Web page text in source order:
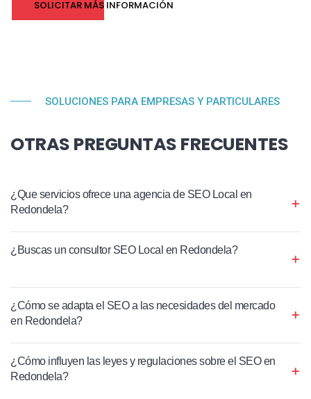
SOLICITAR MÁS INFORMACIÓN
SOLUCIONES PARA EMPRESAS Y PARTICULARES
OTRAS PREGUNTAS FRECUENTES
¿Que servicios ofrece una agencia de SEO Local en
Redondela?
¿Buscas un consultor SEO Local en Redondela?
¿Cómo se adapta el SEO a las necesidades del mercado
en Redondela?
¿Cómo influyen las leyes y regulaciones sobre el SEO en
Redondela?